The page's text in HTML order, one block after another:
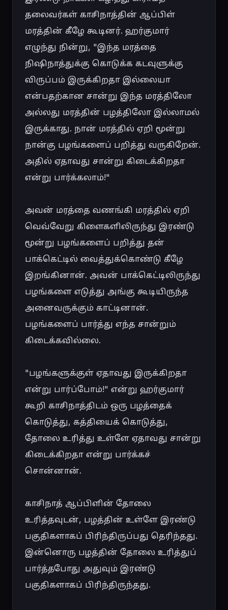
தலைவர்கள் காசிநாத்தின் ஆப்பிள்
மரத்தின் கீழே கூடினர். ஹர்குமார்
எழுந்து நின்று, "இந்த மரத்தை
நிஷிநாத்துக்கு கொடுக்க கடவுளுக்கு
விருப்பம் இருக்கிறதா இல்லையா
என்பதற்கான சான்று இந்த மரத்திலோ
அல்லது மரத்தின் பழத்திலோ இல்லாமல்
இருக்காது. நான் மரத்தில் ஏறி மூன்று
நான்கு பழங்களைப் பறித்து வருகிறேன்.
அதில் ஏதாவது சான்று கிடைக்கிறதா
என்று பார்க்கலாம்!"
அவன் மரத்தை வணங்கி மரத்தில் ஏறி
வெவ்வேறு கிளைகளிலிருந்து இரண்டு
மூன்று பழங்களைப் பறித்து தன்
பாக்கெட்டில் வைத்துக்கொண்டு கீழே
இறங்கினான். அவன் பாக்கெட்டிலிருந்து
பழங்களை எடுத்து அங்கு கூடியிருந்த
அனைவருக்கும் காட்டினான்.
பழங்களைப் பார்த்து எந்த சான்றும்
கிடைக்கவில்லை.
"பழங்களுக்குள் ஏதாவது இருக்கிறதா
என்று பார்ப்போம்!" என்று ஹர்குமார்
கூறி காசிநாத்திடம் ஒரு பழத்தைக்
கொடுத்து, கத்தியைக் கொடுத்து,
தோலை உரித்து உள்ளே ஏதாவது சான்று
கிடைக்கிறதா என்று பார்க்கச்
சொன்னான்.
காசிநாத் ஆப்பிளின் தோலை
உரித்தவுடன், பழத்தின் உள்ளே இரண்டு
பகுதிகளாகப் பிரிந்திருப்பது தெரிந்தது.
இன்னொரு பழத்தின் தோலை உரித்துப்
பார்த்தபோது அதுவும் இரண்டு
பகுதிகளாகப் பிரிந்திருந்தது.